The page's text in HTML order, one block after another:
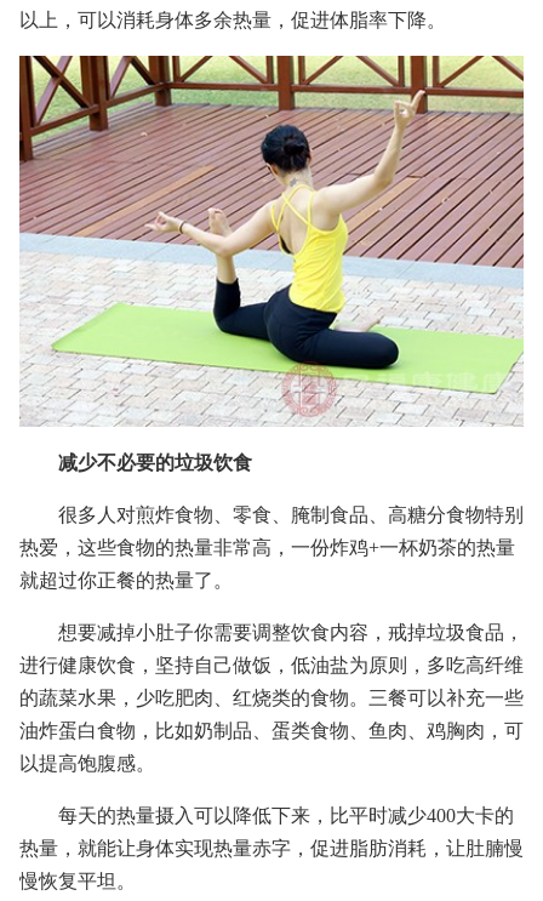
以上，可以消耗身体多余热量，促进体脂率下降。
减少不必要的垃圾饮食
很多人对煎炸食物、零食、腌制食品、高糖分食物特别
热爱，这些食物的热量非常高，一份炸鸡+一杯奶茶的热量
就超过你正餐的热量了。
想要减掉小肚子你需要调整饮食内容，戒掉垃圾食品，
进行健康饮食，坚持自己做饭，低油盐为原则，多吃高纤维
的蔬菜水果，少吃肥肉、红烧类的食物。三餐可以补充一些
油炸蛋白食物，比如奶制品、蛋类食物、鱼肉、鸡胸肉，可
以提高饱腹感。
每天的热量摄入可以降低下来，比平时减少400大卡的
热量，就能让身体实现热量赤字，促进脂肪消耗，让肚腩慢
慢恢复平坦。